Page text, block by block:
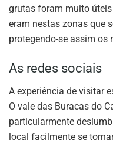
grutas foram muito
eram nestas zonas que
protegendo-se assim os
As redes sociais
A experiência de visitar
O vale das Buracas do
particularmente
local facilmente se